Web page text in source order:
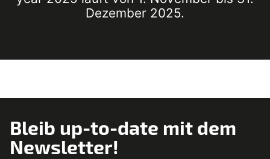
Dezember 2025.
Bleib up-to-date mit dem
Newsletter!